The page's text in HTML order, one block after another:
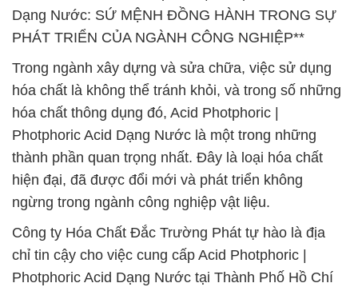
Dạng Nước: SỨ MỆNH ĐỒNG HÀNH TRONG SỰ
PHÁT TRIỂN CỦA NGÀNH CÔNG NGHIỆP**
Trong ngành xây dựng và sửa chữa, việc sử dụng
hóa chất là không thể tránh khỏi, và trong số những
hóa chất thông dụng đó, Acid Photphoric |
Photphoric Acid Dạng Nước là một trong những
thành phần quan trọng nhất. Đây là loại hóa chất
hiện đại, đã được đổi mới và phát triển không
ngừng trong ngành công nghiệp vật liệu.
Công ty Hóa Chất Đắc Trường Phát tự hào là địa
chỉ tin cậy cho việc cung cấp Acid Photphoric |
Photphoric Acid Dạng Nước tại Thành Phố Hồ Chí